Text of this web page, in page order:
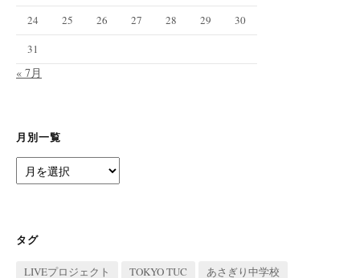
24
25 26 27 28 29
30
31
« 7月
月別一覧
別
タグ
LIVEプロジェクト TOKYO TUC あさぎり中学校